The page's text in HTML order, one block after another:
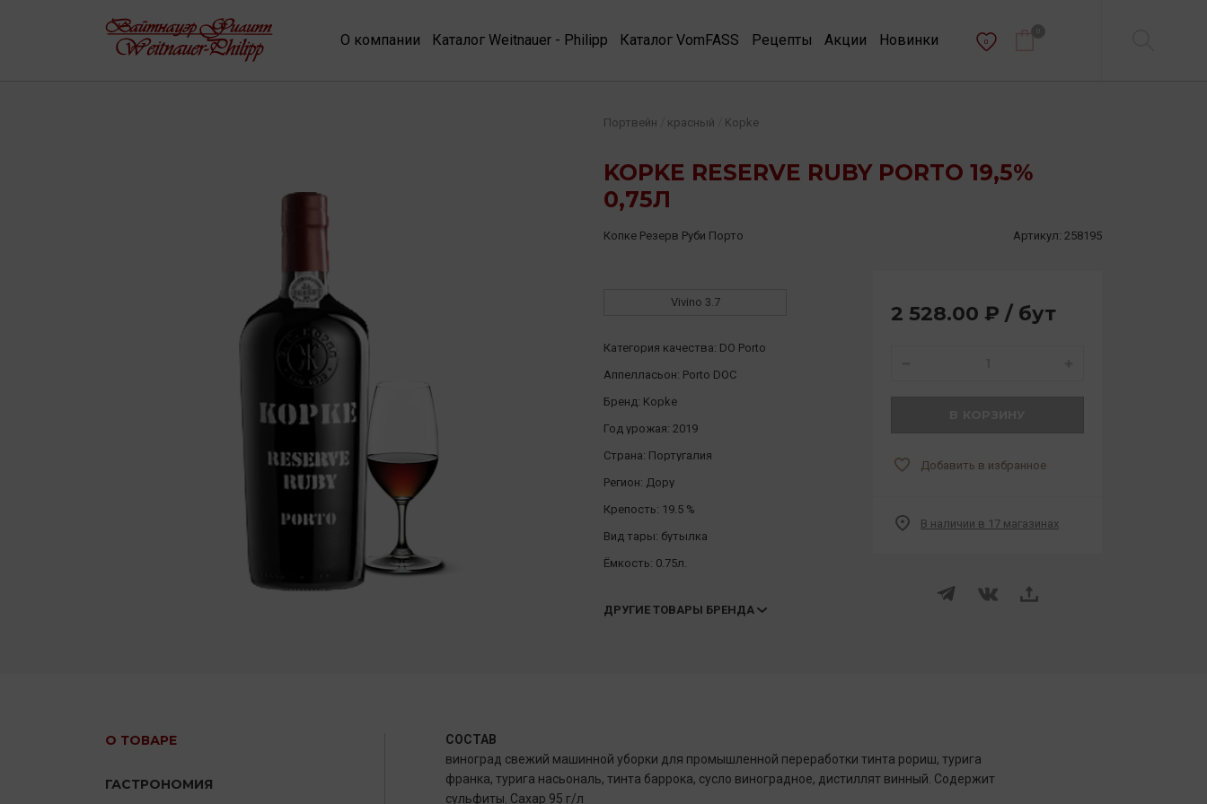
О компании Каталог Weitnauer - Philipp Каталог VomFASS Рецепты Акции Новинки 0
KOPKE RESERVE RUBY PORTO 19,5%
0,75Л
Портвейн красный Kopke
Копке Резерв Руби Порто Артикул: 258195
Vivino 3.7
Категория качества: DO Porto
Аппелласьон: Porto DOC
Бренд: Kopke
Год урожая: 2019
Страна: Португалия
Регион: Дору
Крепость: 19.5 %
Вид тары: бутылка
Ёмкость: 0.75л.
ДРУГИЕ ТОВАРЫ БРЕНДА
2 528.00 ₽ / бут
Добавить в избранное
В наличии в 17 магазинах
О ТОВАРЕ
ГАСТРОНОМИЯ
СОСТАВ
виноград свежий машинной уборки для промышленной переработки тинта рориш, турига
франка, турига насьональ, тинта баррока, сусло виноградное, дистиллят винный. Содержит
сульфиты. Сахар 95 г/л